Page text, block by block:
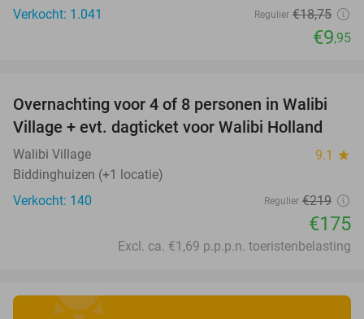
Verkocht: 1.041
Regulier €18,75
€9,95
20%
Overnachting voor 4 of 8 personen in Walibi
Village + evt. dagticket voor Walibi Holland
Walibi Village 9.1 star
Biddinghuizen (+1 locatie)
Verkocht: 140
Regulier €219
€175
Excl. ca. €1,69 p.p.p.n. toeristenbelasting